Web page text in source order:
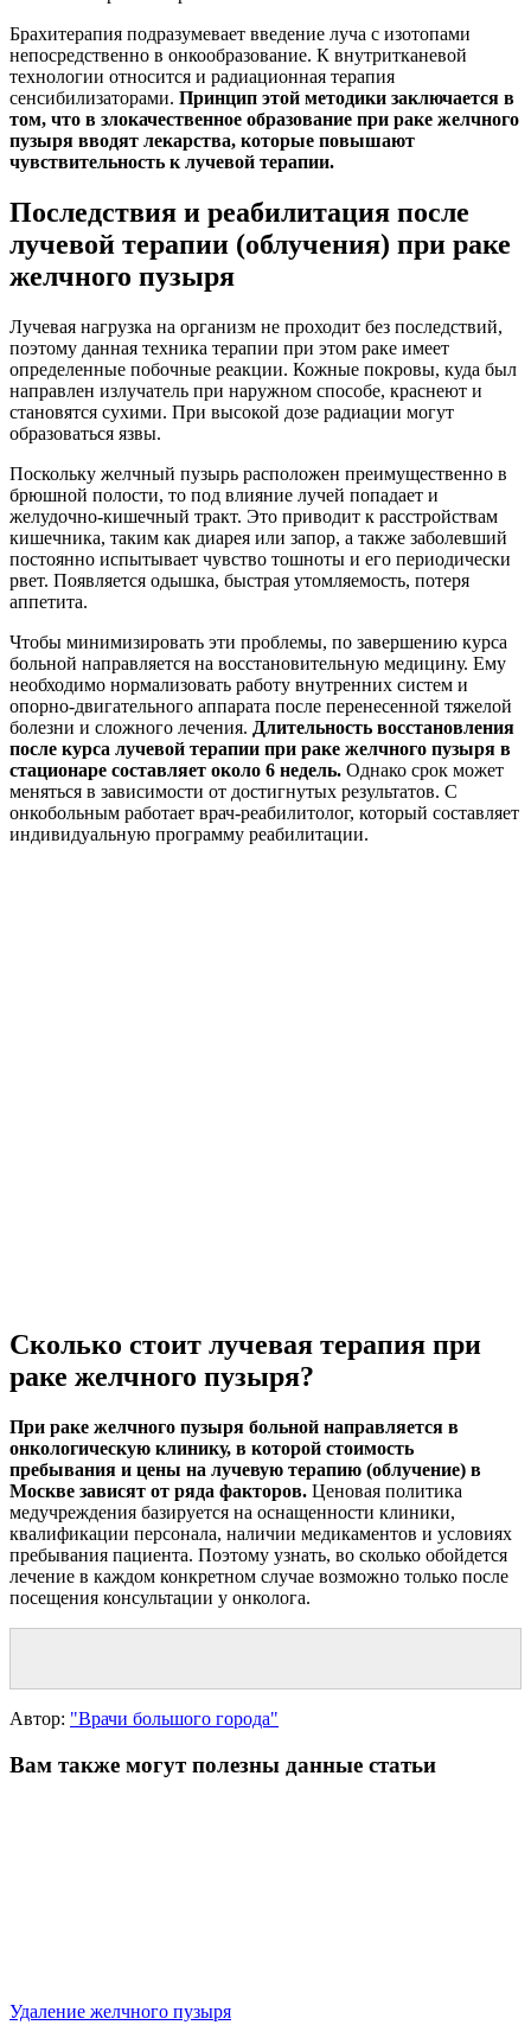
Брахитерапия подразумевает введение луча с изотопами
непосредственно в онкообразование. К внутритканевой
технологии относится и радиационная терапия
сенсибилизаторами. Принцип этой методики заключается в
том, что в злокачественное образование при раке желчного
пузыря вводят лекарства, которые повышают
чувствительность к лучевой терапии.
Последствия и реабилитация после
лучевой терапии (облучения) при раке
желчного пузыря
Лучевая нагрузка на организм не проходит без последствий,
поэтому данная техника терапии при этом раке имеет
определенные побочные реакции. Кожные покровы, куда был
направлен излучатель при наружном способе, краснеют и
становятся сухими. При высокой дозе радиации могут
образоваться язвы.
Поскольку желчный пузырь расположен преимущественно в
брюшной полости, то под влияние лучей попадает и
желудочно-кишечный тракт. Это приводит к расстройствам
кишечника, таким как диарея или запор, а также заболевший
постоянно испытывает чувство тошноты и его периодически
рвет. Появляется одышка, быстрая утомляемость, потеря
аппетита.
Чтобы минимизировать эти проблемы, по завершению курса
больной направляется на восстановительную медицину. Ему
необходимо нормализовать работу внутренних систем и
опорно-двигательного аппарата после перенесенной тяжелой
болезни и сложного лечения. Длительность восстановления
после курса лучевой терапии при раке желчного пузыря в
стационаре составляет около 6 недель. Однако срок может
меняться в зависимости от достигнутых результатов. С
онкобольным работает врач-реабилитолог, который составляет
индивидуальную программу реабилитации.
Сколько стоит лучевая терапия при
раке желчного пузыря?
При раке желчного пузыря больной направляется в
онкологическую клинику, в которой стоимость
пребывания и цены на лучевую терапию (облучение) в
Москве зависят от ряда факторов. Ценовая политика
медучреждения базируется на оснащенности клиники,
квалификации персонала, наличии медикаментов и условиях
пребывания пациента. Поэтому узнать, во сколько обойдется
лечение в каждом конкретном случае возможно только после
посещения консультации у онколога.
Автор: "Врачи большого города"
Вам также могут полезны данные статьи
Удаление желчного пузыря